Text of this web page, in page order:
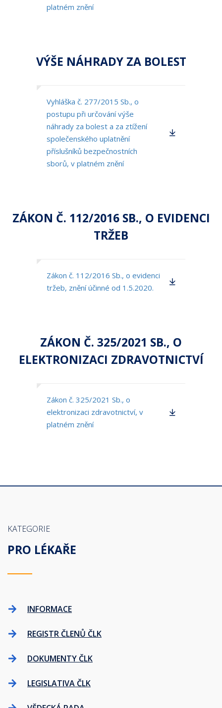
platném znění
VÝŠE NÁHRADY ZA BOLEST
Vyhláška č. 277/2015 Sb., o
postupu při určování výše
náhrady za bolest a za ztížení
společenského uplatnění
příslušníků bezpečnostních
sborů, v platném znění
ZÁKON Č. 112/2016 SB., O EVIDENCI
TRŽEB
Zákon č. 112/2016 Sb., o evidenci
tržeb, znění účinné od 1.5.2020.
ZÁKON Č. 325/2021 SB., O
ELEKTRONIZACI ZDRAVOTNICTVÍ
Zákon č. 325/2021 Sb., o
elektronizaci zdravotnictví, v
platném znění
KATEGORIE
PRO LÉKAŘE
INFORMACE
REGISTR ČLENŮ ČLK
DOKUMENTY ČLK
LEGISLATIVA ČLK